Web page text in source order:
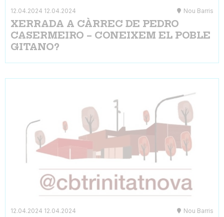
12.04.2024 12.04.2024 Nou Barris
XERRADA A CÀRREC DE PEDRO
CASERMEIRO – CONEIXEM EL POBLE
GITANO?
12.04.2024 12.04.2024 Nou Barris